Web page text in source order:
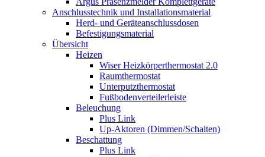
Anschlusstechnik und Installationsmaterial
Herd- und Geräteanschlussdosen
Befestigungsmaterial
Übersicht
Heizen
Wiser Heizkörperthermostat 2.0
Raumthermostat
Unterputzthermostat
Fußbodenverteilerleiste
Beleuchung
Plus Link
Up-Aktoren (Dimmen/Schalten)
Beschattung
Plus Link